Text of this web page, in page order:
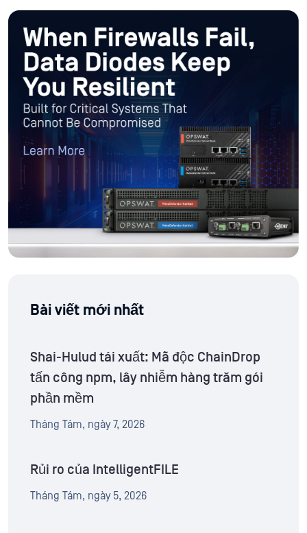
Bài viết mới nhất
Shai-Hulud tái xuất: Mã độc ChainDrop
tấn công npm, lây nhiễm hàng trăm gói
phần mềm
Tháng Tám, ngày 7, 2026
Rủi ro của IntelligentFILE
Tháng Tám, ngày 5, 2026